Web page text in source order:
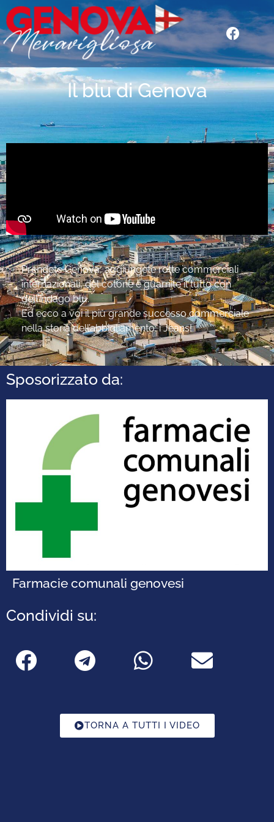
Il blu di Genova
Prendete Genova, aggiungete rotte commerciali
internazionali, del cotone e guarnite il tutto con
dell’indago blu.
Ed ecco a voi il più grande successo commerciale
nella storia dell’abbigliamento: i Jeans!
Sposorizzato da:
Farmacie comunali genovesi
Condividi su:
TORNA A TUTTI I VIDEO